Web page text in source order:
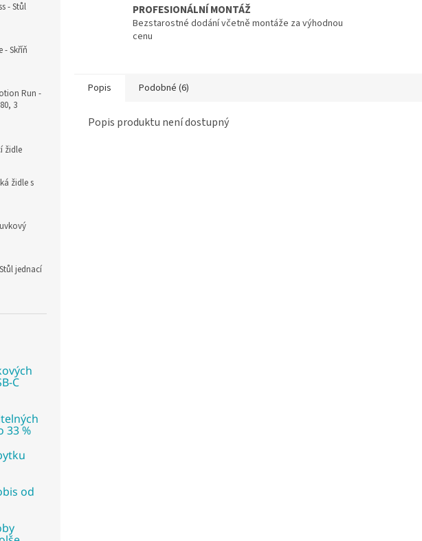
- Stůl
- Skříň
Run -
3
židle
židle s
jednací
C
33 %
od
PROFESIONÁLNÍ MONTÁŽ
Bezstarostné dodání včetně montáže za výhodnou
cenu
Popis Podobné (6)
Popis produktu není dostupný